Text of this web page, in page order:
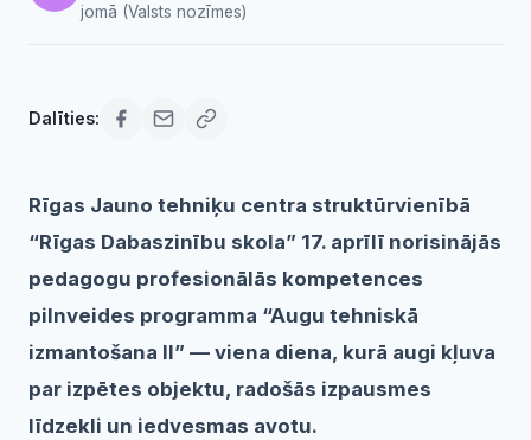
jomā (Valsts nozīmes)
Dalīties:
Rīgas Jauno tehniķu centra struktūrvienībā
“Rīgas Dabaszinību skola” 17. aprīlī norisinājās
pedagogu profesionālās kompetences
pilnveides programma “Augu tehniskā
izmantošana II” — viena diena, kurā augi kļuva
par izpētes objektu, radošās izpausmes
līdzekli un iedvesmas avotu.